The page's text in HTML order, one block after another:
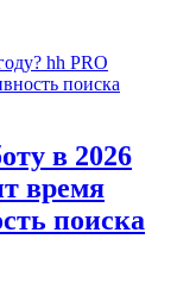
в 2026
время
поиска